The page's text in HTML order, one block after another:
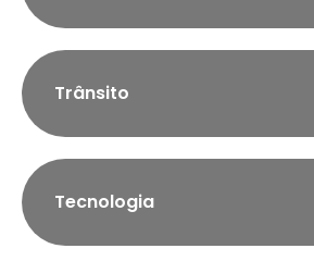
Trânsito
Tecnologia